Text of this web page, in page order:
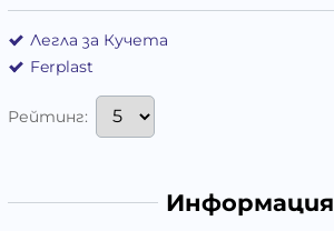
Легла за Кучета
Ferplast
Рейтинг:
Информация